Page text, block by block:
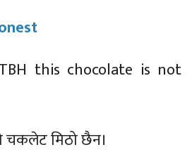
this chocolate is not
चकलेट मिठो छैन।